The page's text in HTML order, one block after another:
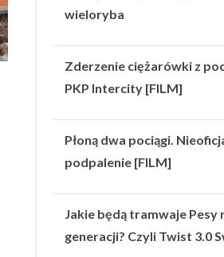
wieloryba
Zderzenie ciężarówki z
PKP Intercity [FILM]
Płoną dwa pociągi.
podpalenie [FILM]
Jakie będą tramwaje Pesy
generacji? Czyli Twist 3.0